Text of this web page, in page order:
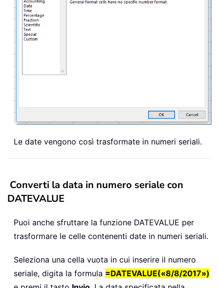
Le date vengono così trasformate in numeri seriali.
Converti la data in numero seriale con
DATEVALUE
Puoi anche sfruttare la funzione DATEVALUE per
trasformare le celle contenenti date in numeri seriali.
Seleziona una cella vuota in cui inserire il numero
seriale, digita la formula =DATEVALUE(«8/8/2017»)